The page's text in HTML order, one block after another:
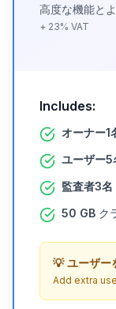
高度な機能と
+ 23% VAT
Includes:
オーナー1
ユーザー5
監査者3名
50 GB ク
💡ユーザー
Add extra